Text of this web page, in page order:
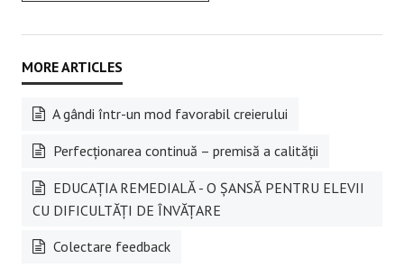
A gândi într-un mod favorabil creierului
Perfecţionarea continuă – premisă a calităţii
EDUCAȚIA REMEDIALĂ - O ȘANSĂ PENTRU ELEVII
CU DIFICULTĂŢI DE ÎNVĂŢARE
Colectare feedback